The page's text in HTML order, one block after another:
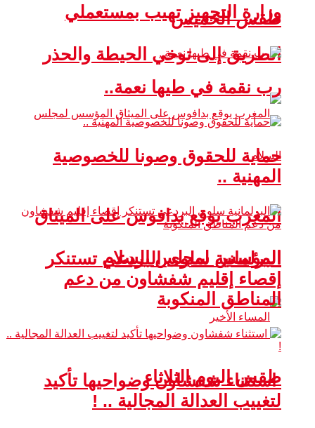
وزارة التجهيز تهيب بمستعملي
الطريق إلى توخي الحيطة والحذر
المغرب يوقع بدافوس على الميثاق
المؤسس لمجلس السلام
طقس اليوم الثلاثاء
طقس الخميس
رب نقمة في طيها نعمة..
حماية للحقوق وصونا للخصوصية
المهنية ..
البرلمانية سلوى البردعي تستنكر
إقصاء إقليم شفشاون من دعم
المناطق المنكوبة
استثناء شفشاون وضواحيها تأكيد
لتغييب العدالة المجالية .. !